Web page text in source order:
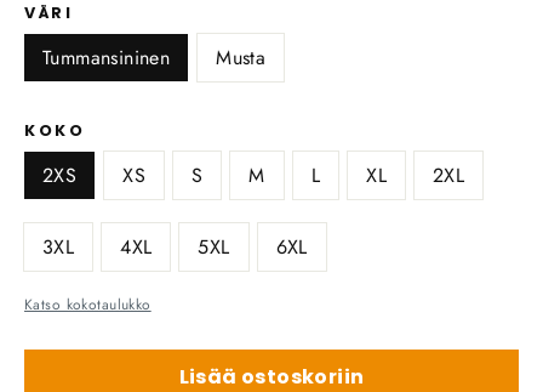
VÄRI
Tummansininen Musta
KOKO
2XS XS S M L XL 2XL
3XL 4XL 5XL 6XL
Katso kokotaulukko
Lisää ostoskoriin